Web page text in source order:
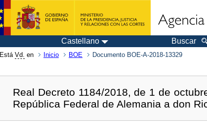
Castellano Buscar
Está Vd. en Inicio BOE Documento BOE-A-2018-13329
Real Decreto 1184/2018, de 1 de
República Federal de Alemania a don